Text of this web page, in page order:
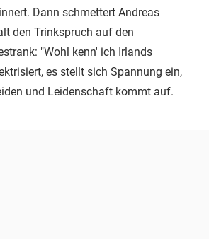
Dann schmettert Andreas
den Trinkspruch auf den
"Wohl kenn' ich Irlands
es stellt sich Spannung ein,
und Leidenschaft kommt auf.